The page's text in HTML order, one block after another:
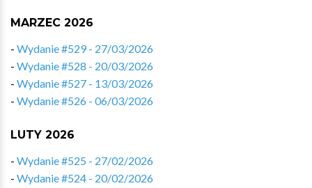
MARZEC 2026
- Wydanie #529 - 27/03/2026
- Wydanie #528 - 20/03/2026
- Wydanie #527 - 13/03/2026
- Wydanie #526 - 06/03/2026
LUTY 2026
- Wydanie #525 - 27/02/2026
- Wydanie #524 - 20/02/2026